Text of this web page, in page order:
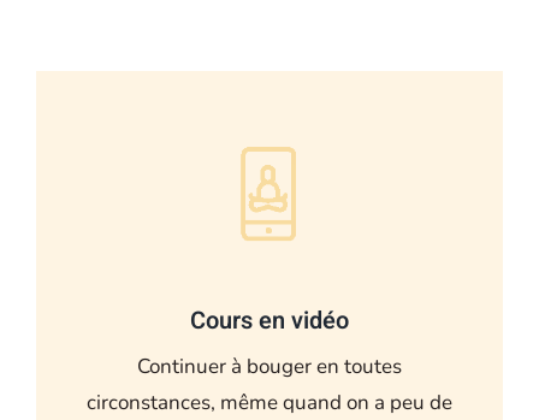
Cours en vidéo
Continuer à bouger en toutes
circonstances, même quand on a peu de